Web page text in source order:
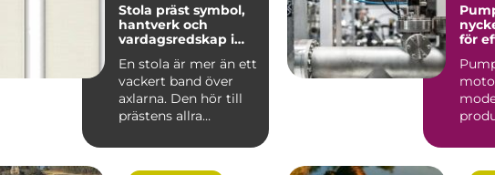
Stola präst symbol,
hantverk och
vardagsredskap i
En stola är mer än ett
vackert band över
axlarna. Den hör till
prästens allra
för